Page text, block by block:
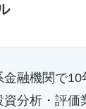
融機関で10
分析・評価